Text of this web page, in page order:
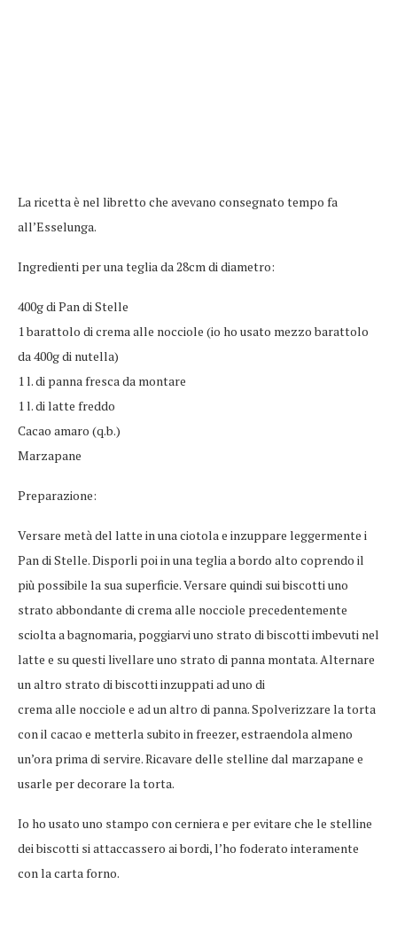
La ricetta è nel libretto che avevano consegnato tempo fa
all’Esselunga.
Ingredienti per una teglia da 28cm di diametro:
400g di Pan di Stelle
1 barattolo di crema alle nocciole (io ho usato mezzo barattolo
da 400g di nutella)
1 l. di panna fresca da montare
1 l. di latte freddo
Cacao amaro (q.b.)
Marzapane
Preparazione:
Versare metà del latte in una ciotola e inzuppare leggermente i
Pan di Stelle. Disporli poi in una teglia a bordo alto coprendo il
più possibile la sua superficie. Versare quindi sui biscotti uno
strato abbondante di crema alle nocciole precedentemente
sciolta a bagnomaria, poggiarvi uno strato di biscotti imbevuti nel
latte e su questi livellare uno strato di panna montata. Alternare
un altro strato di biscotti inzuppati ad uno di
crema alle nocciole e ad un altro di panna. Spolverizzare la torta
con il cacao e metterla subito in freezer, estraendola almeno
un’ora prima di servire. Ricavare delle stelline dal marzapane e
usarle per decorare la torta.
Io ho usato uno stampo con cerniera e per evitare che le stelline
dei biscotti si attaccassero ai bordi, l’ho foderato interamente
con la carta forno.